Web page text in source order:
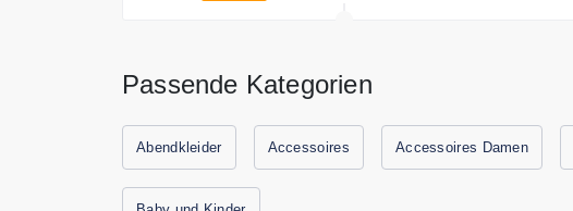
Passende Kategorien
Abendkleider Accessoires Accessoires Damen